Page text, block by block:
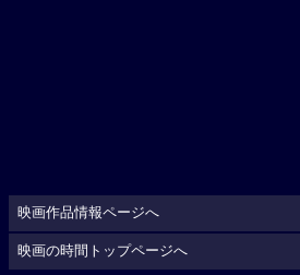
映画作品情報ページへ
映画の時間トップページへ